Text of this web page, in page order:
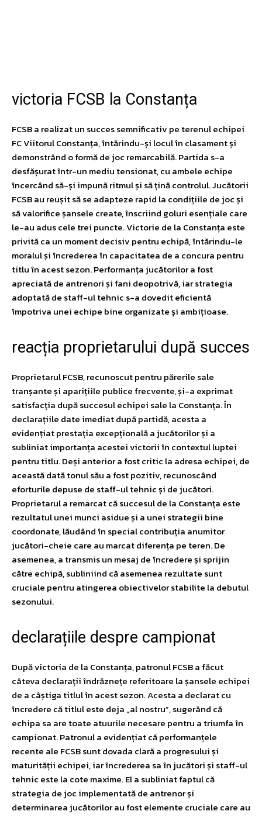
victoria FCSB la Constanța
FCSB a realizat un succes semnificativ pe terenul echipei
FC Viitorul Constanța, întărindu-și locul în clasament și
demonstrând o formă de joc remarcabilă. Partida s-a
desfășurat într-un mediu tensionat, cu ambele echipe
încercând să-și impună ritmul și să țină controlul. Jucătorii
FCSB au reușit să se adapteze rapid la condițiile de joc și
să valorifice șansele create, înscriind goluri esențiale care
le-au adus cele trei puncte. Victorie de la Constanța este
privită ca un moment decisiv pentru echipă, întărindu-le
moralul și încrederea în capacitatea de a concura pentru
titlu în acest sezon. Performanța jucătorilor a fost
apreciată de antrenori și fani deopotrivă, iar strategia
adoptată de staff-ul tehnic s-a dovedit eficientă
împotriva unei echipe bine organizate și ambițioase.
reacția proprietarului după succes
Proprietarul FCSB, recunoscut pentru părerile sale
tranșante și aparițiile publice frecvente, și-a exprimat
satisfacția după succesul echipei sale la Constanța. În
declarațiile date imediat după partidă, acesta a
evidențiat prestația excepțională a jucătorilor și a
subliniat importanța acestei victorii în contextul luptei
pentru titlu. Deși anterior a fost critic la adresa echipei, de
această dată tonul său a fost pozitiv, recunoscând
eforturile depuse de staff-ul tehnic și de jucători.
Proprietarul a remarcat că succesul de la Constanța este
rezultatul unei munci asidue și a unei strategii bine
coordonate, lăudând în special contribuția anumitor
jucători-cheie care au marcat diferența pe teren. De
asemenea, a transmis un mesaj de încredere și sprijin
către echipă, subliniind că asemenea rezultate sunt
cruciale pentru atingerea obiectivelor stabilite la debutul
sezonului.
declarațiile despre campionat
După victoria de la Constanța, patronul FCSB a făcut
câteva declarații îndrăznețe referitoare la șansele echipei
de a câștiga titlul în acest sezon. Acesta a declarat cu
încredere că titlul este deja „al nostru”, sugerând că
echipa sa are toate atuurile necesare pentru a triumfa în
campionat. Patronul a evidențiat că performanțele
recente ale FCSB sunt dovada clară a progresului și
maturității echipei, iar încrederea sa în jucători și staff-ul
tehnic este la cote maxime. El a subliniat faptul că
strategia de joc implementată de antrenor și
determinarea jucătorilor au fost elemente cruciale care au